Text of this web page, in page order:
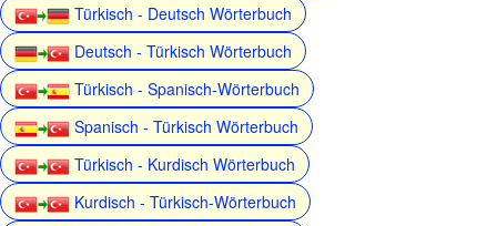
Türkisch - Deutsch Wörterbuch
Deutsch - Türkisch Wörterbuch
Türkisch - Spanisch-Wörterbuch
Spanisch - Türkisch Wörterbuch
Türkisch - Kurdisch Wörterbuch
Kurdisch - Türkisch-Wörterbuch